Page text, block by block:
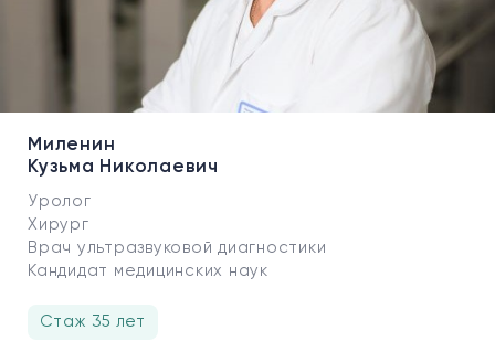
Миленин
Кузьма Николаевич
Уролог
Хирург
Врач ультразвуковой диагностики
Кандидат медицинских наук
Стаж 35 лет